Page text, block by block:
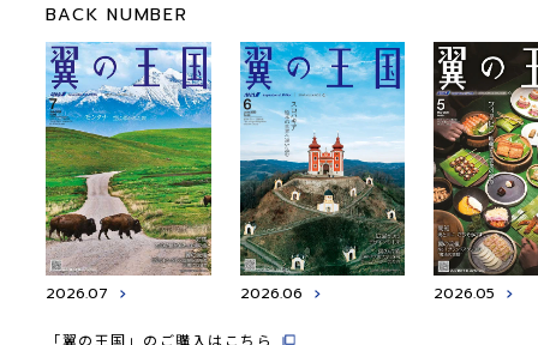
BACK NUMBER
2026.07 2026.06 2026.05
「翼の王国」のご購入はこちら